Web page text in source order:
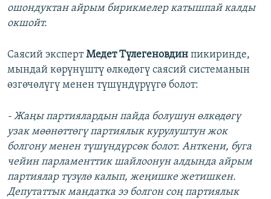
ошондуктан айрым бирикмелер катышпай калды
окшойт.
Саясий экспертМедет Түлегеновдин пикиринде,
мындай көрүнүштү өлкөдөгү саясий системанын
өзгөчөлүгү менен түшүндүрүүгө болот:
- Жаңы партиялардын пайда болушун өлкөдөгү
узак мөөнөттөгү партиялык курулуштун жок
болгону менен түшүндүрсөк болот. Анткени, буга
чейин парламенттик шайлоонун алдында айрым
партиялар түзүлө калып, жеңишке жетишкен.
Депутаттык мандатка ээ болгон соң партиялык